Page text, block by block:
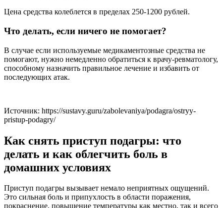
Цена средства колеблется в пределах 250-1200 рублей.
Что делать, если ничего не помогает?
В случае если используемые медикаментозные средства не
помогают, нужно немедленно обратиться к врачу-ревматологу,
способному назначить правильное лечение и избавить от
последующих атак.
Источник: https://sustavy.guru/zabolevaniya/podagra/ostryy-
pristup-podagry/
Как снять приступ подагры: что
делать и как облегчить боль в
домашних условиях
Приступ подагры вызывает немало неприятных ощущений.
Это сильная боль и припухлость в области поражения,
покраснение, повышение температуры как местно, так и всего